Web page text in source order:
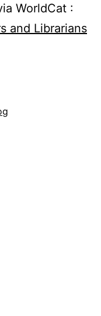
WorldCat :
and Librarians